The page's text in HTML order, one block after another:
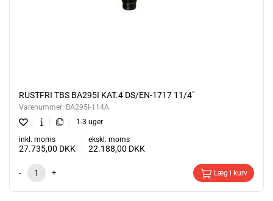
RUSTFRI TBS BA295I KAT.4 DS/EN-1717 11/4"
Varenummer: BA295I-114A
1-3 uger
inkl. moms
27.735,00 DKK
ekskl. moms
22.188,00 DKK
- + Læg i kurv